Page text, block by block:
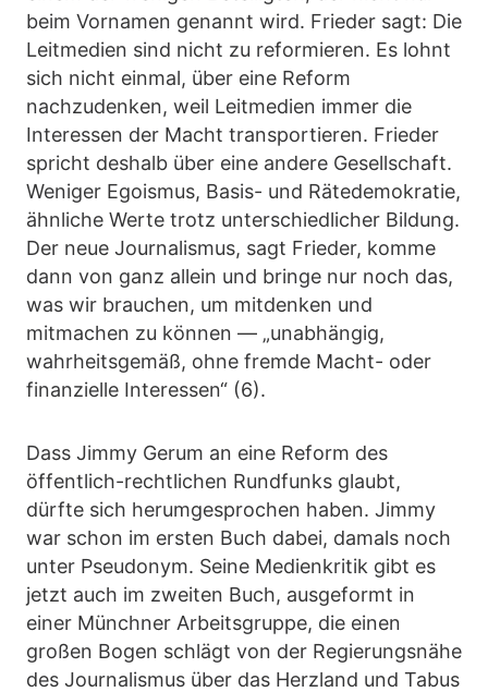
beim Vornamen genannt wird. Frieder sagt: Die
Leitmedien sind nicht zu reformieren. Es lohnt
sich nicht einmal, über eine Reform
nachzudenken, weil Leitmedien immer die
Interessen der Macht transportieren. Frieder
spricht deshalb über eine andere Gesellschaft.
Weniger Egoismus, Basis- und Rätedemokratie,
ähnliche Werte trotz unterschiedlicher Bildung.
Der neue Journalismus, sagt Frieder, komme
dann von ganz allein und bringe nur noch das,
was wir brauchen, um mitdenken und
mitmachen zu können — „unabhängig,
wahrheitsgemäß, ohne fremde Macht- oder
finanzielle Interessen“ (6).
Dass Jimmy Gerum an eine Reform des
öffentlich-rechtlichen Rundfunks glaubt,
dürfte sich herumgesprochen haben. Jimmy
war schon im ersten Buch dabei, damals noch
unter Pseudonym. Seine Medienkritik gibt es
jetzt auch im zweiten Buch, ausgeformt in
einer Münchner Arbeitsgruppe, die einen
großen Bogen schlägt von der Regierungsnähe
des Journalismus über das Herzland und Tabus